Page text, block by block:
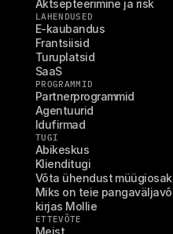
Aktsepteerimine ja risk
LAHENDUSED
E-kaubandus
Frantsiisid
Turuplatsid
SaaS
PROGRAMMID
Partnerprogrammid
Agentuurid
Idufirmad
TUGI
Abikeskus
Klienditugi
Võta ühendust
Miks on teie
kirjas Mollie
ETTEVÕTE
Meist